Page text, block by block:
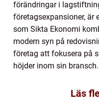
förändringar i
företagsexpansioner, är
som Sikta Ekonomi
modern syn på
företag att fokusera på
höjder inom sin bransch.
Läs